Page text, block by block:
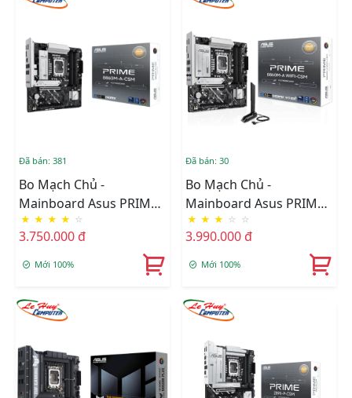
Đã bán: 381
Bo Mạch Chủ -
Mainboard Asus PRIME
B860M-A-CSM
★ ★ ★ ★ ☆
3.750.000 đ
Mới 100%
Đã bán: 30
Bo Mạch Chủ -
Mainboard Asus PRIME
B860M-A WIFI-CSM
★ ★ ★ ☆ ☆
3.990.000 đ
Mới 100%